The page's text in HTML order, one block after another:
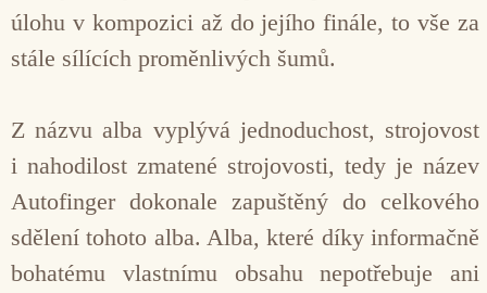
úlohu v kompozici až do jejího finále, to vše za
stále sílících proměnlivých šumů.
Z názvu alba vyplývá jednoduchost, strojovost
i nahodilost zmatené strojovosti, tedy je název
Autofinger dokonale zapuštěný do celkového
sdělení tohoto alba. Alba, které díky informačně
bohatému vlastnímu obsahu nepotřebuje ani